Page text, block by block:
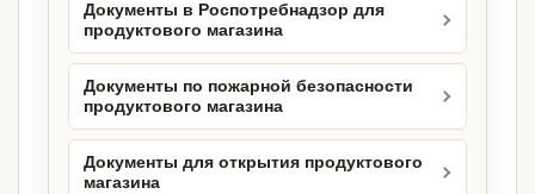
Документы в Роспотребнадзор для
продуктового магазина
Документы по пожарной безопасности
продуктового магазина
Документы для открытия продуктового
магазина